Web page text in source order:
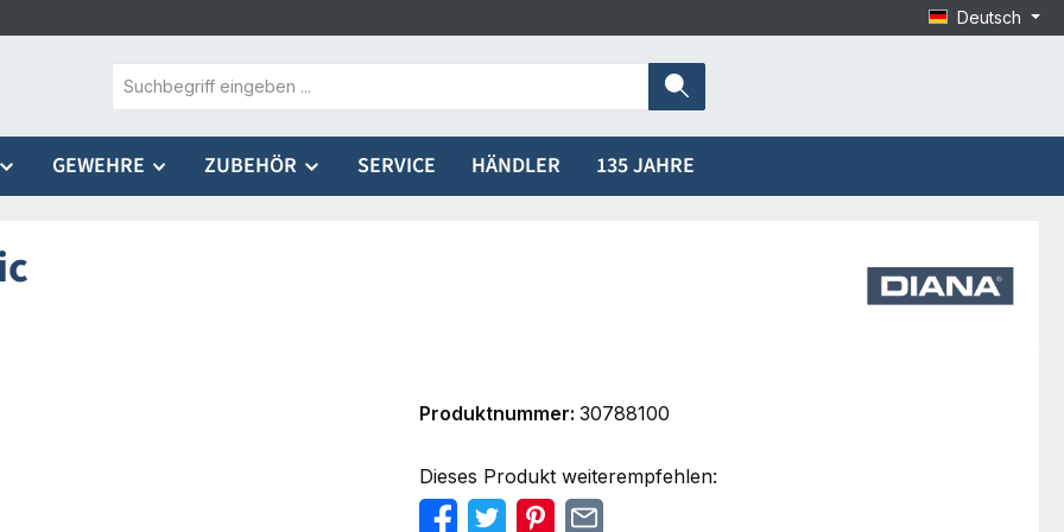
Deutsch
GEWEHRE ZUBEHÖR SERVICE HÄNDLER 135 JAHRE
Produktnummer: 30788100
Dieses Produkt weiterempfehlen: